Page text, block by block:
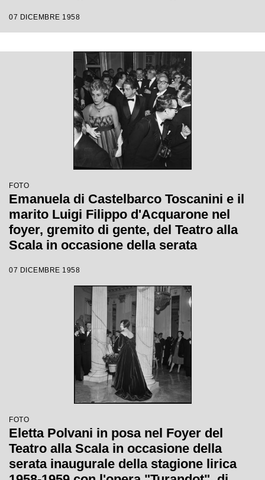
Giacomo Puccini, diretta da Antonino
Wallmann
07 DICEMBRE 1958
FOTO
Emanuela di Castelbarco Toscanini e il
marito Luigi Filippo d'Acquarone nel
foyer, gremito di gente, del Teatro alla
Scala in occasione della serata
1959 con l'opera "Turandot", di Giacomo
Puccini, diretta da Antonino Votto con la
regia di Margherita Wallmann
07 DICEMBRE 1958
FOTO
Eletta Polvani in posa nel Foyer del
Teatro alla Scala in occasione della
serata inaugurale della stagione lirica